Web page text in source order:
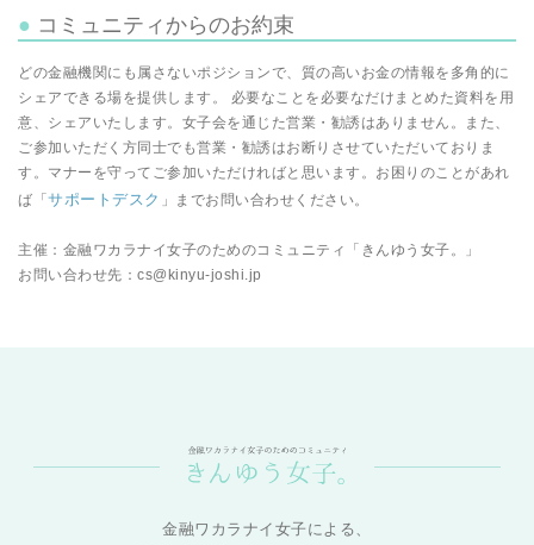
コミュニティからのお約束
どの金融機関にも属さないポジションで、質の高いお金の情報を多角的に
シェアできる場を提供します。 必要なことを必要なだけまとめた資料を用
意、シェアいたします。女子会を通じた営業・勧誘はありません。また、
ご参加いただく方同士でも営業・勧誘はお断りさせていただいておりま
す。マナーを守ってご参加いただければと思います。お困りのことがあれ
ば「サポートデスク 」までお問い合わせください。
主催：金融ワカラナイ女子のためのコミュニティ「きんゆう女子。」
お問い合わせ先：cs@kinyu-joshi.jp
金融ワカラナイ女子による、